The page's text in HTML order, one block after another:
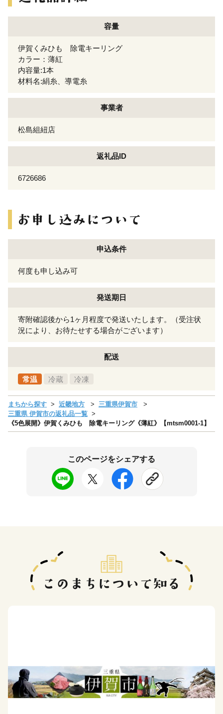
容量
伊賀くみひも 除電キーリング
カラー：薄紅
内容量:1本
材料名:絹糸、導電糸
事業者
松島組紐店
返礼品ID
6726686
申込条件
何度も申し込み可
発送期日
寄附確認後から1ヶ月程度で発送いたします。（受注状
況により、お待たせする場合がございます）
配送
常温 冷蔵 冷凍
まちから探す 近畿地方
三重県伊賀市
三重県 伊賀市の返礼品一覧
《5色展開》伊賀くみひも 除電キーリング《薄紅》【mtsm0001-1】
このページをシェアする